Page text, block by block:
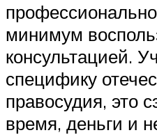
минимум
консультацией.
специфику
правосудия, это
время, деньги и